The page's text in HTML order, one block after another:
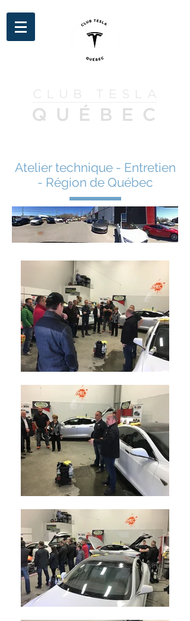
Atelier technique - Entretien
- Région de Québec